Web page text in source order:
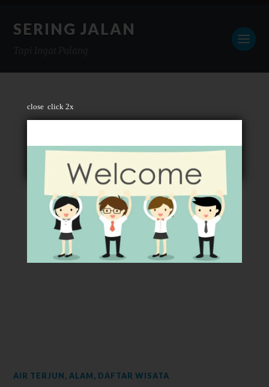
close click 2x
SERING JALAN
AIR TERJUN, ALAM, DAFTAR WISATA